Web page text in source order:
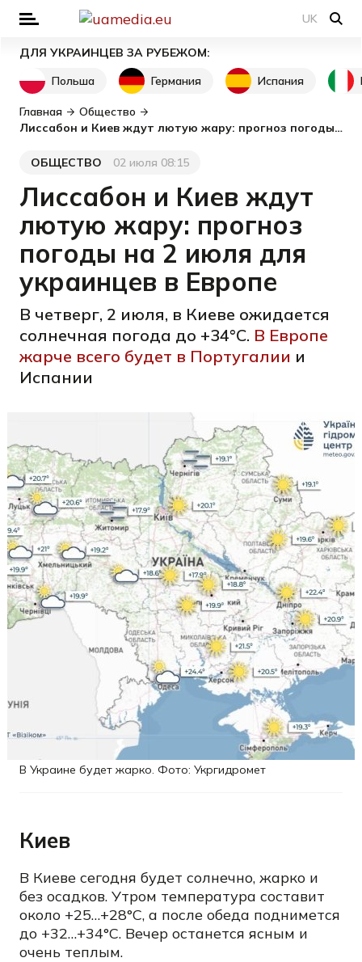
UK
ДЛЯ УКРАИНЦЕВ ЗА РУБЕЖОМ:
Польша
Германия Испания
Главная
Общество
Лиссабон и Киев ждут лютую жару: прогноз погоды на 2 июля для украинцев в Европе
Категория
ОБЩЕСТВО
Дата публикации
02 июля 08:15
Лиссабон и Киев ждут
лютую жару: прогноз
погоды на 2 июля для
украинцев в Европе
В четверг, 2 июля, в Киеве ожидается
солнечная погода до +34°C. В Европе
жарче всего будет в Португалии и
Испании
В Украине будет жарко. Фото: Укргидромет
Киев
В Киеве сегодня будет солнечно, жарко и
без осадков. Утром температура составит
около +25…+28°C, а после обеда поднимется
до +32…+34°C. Вечер останется ясным и
очень теплым.